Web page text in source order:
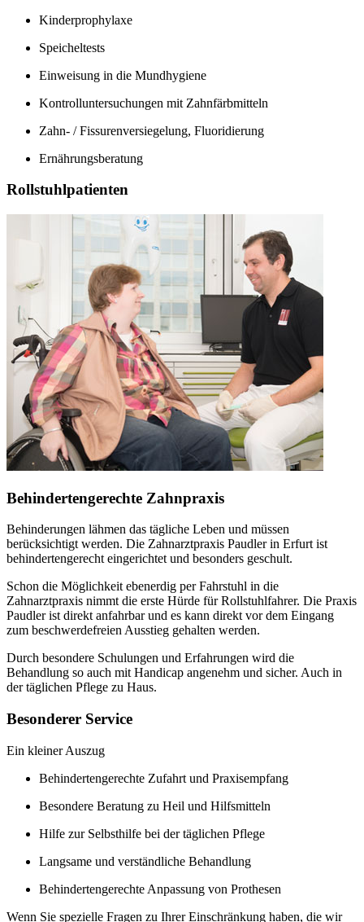
Kinderprophylaxe
Speicheltests
Einweisung in die Mundhygiene
Kontrolluntersuchungen mit Zahnfärbmitteln
Zahn- / Fissurenversiegelung, Fluoridierung
Ernährungsberatung
Rollstuhlpatienten
Behindertengerechte Zahnpraxis
Behinderungen lähmen das tägliche Leben und müssen
berücksichtigt werden. Die Zahnarztpraxis Paudler in Erfurt ist
behindertengerecht eingerichtet und besonders geschult.
Schon die Möglichkeit ebenerdig per Fahrstuhl in die
Zahnarztpraxis nimmt die erste Hürde für Rollstuhlfahrer. Die Praxis
Paudler ist direkt anfahrbar und es kann direkt vor dem Eingang
zum beschwerdefreien Ausstieg gehalten werden.
Durch besondere Schulungen und Erfahrungen wird die
Behandlung so auch mit Handicap angenehm und sicher. Auch in
der täglichen Pflege zu Haus.
Besonderer Service
Ein kleiner Auszug
Behindertengerechte Zufahrt und Praxisempfang
Besondere Beratung zu Heil und Hilfsmitteln
Hilfe zur Selbsthilfe bei der täglichen Pflege
Langsame und verständliche Behandlung
Behindertengerechte Anpassung von Prothesen
Wenn Sie spezielle Fragen zu Ihrer Einschränkung haben, die wir